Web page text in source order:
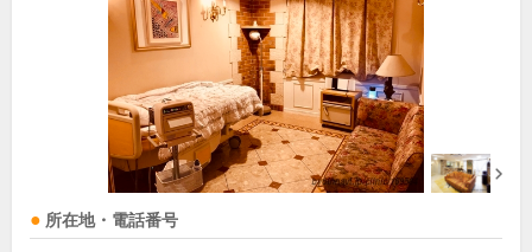
所在地・電話番号